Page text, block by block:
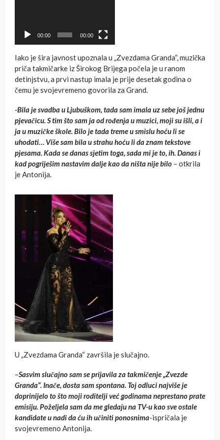
00:00 00:00
Iako je šira javnost upoznala u „Zvezdama Granda“, muzička
priča takmičarke iz Širokog Brijega počela je u ranom
detinjstvu, a prvi nastup imala je prije desetak godina o
čemu je svojevremeno govorila za Grand.
-Bila je svadba u Ljubuškom, tada sam imala uz sebe još jednu
pjevačicu. S tim što sam ja od rođenja u muzici, moji su išli, a i
ja u muzičke škole. Bilo je tada treme u smislu hoću li se
uhodati… Više sam bila u strahu hoću li da znam tekstove
pjesama. Kada se danas sjetim toga, sada mi je to, ih. Danas i
kad pogriješim nastavim dalje kao da ništa nije bilo – otkrila
je Antonija.
U „Zvezdama Granda“ završila je slučajno.
–Sasvim slučajno sam se prijavila za takmičenje „Zvezde
Granda“. Inače, dosta sam spontana. Toj odluci najviše je
doprinijelo to što moji roditelji već godinama neprestano prate
emisiju. Poželjela sam da me gledaju na TV-u kao sve ostale
kandidate u nadi da ću ih učiniti ponosnima-ispričala je
svojevremeno Antonija.